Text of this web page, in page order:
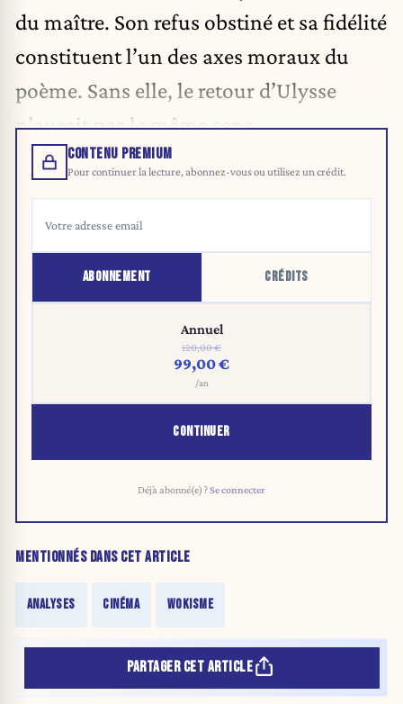
du maître. Son refus obstiné et sa fidélité
constituent l’un des axes moraux du
poème. Sans elle, le retour d’Ulysse
n’aurait pas le même sens.
CONTENU PREMIUM
Pour continuer la lecture, abonnez-vous ou utilisez un crédit.
ABONNEMENT CRÉDITS
Annuel
120,00 €
99,00 €
/an
CONTINUER
Déjà abonné(e) ?Se connecter
MENTIONNÉS DANS CET ARTICLE
ANALYSES CINÉMA WOKISME
PARTAGER CET ARTICLE